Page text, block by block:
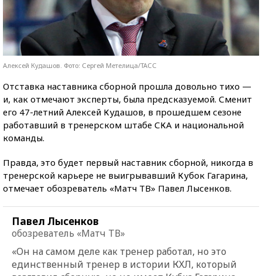
Алексей Кудашов. Фото: Сергей Метелица/ТАСС
Отставка наставника сборной прошла довольно тихо —
и, как отмечают эксперты, была предсказуемой. Сменит
его 47-летний Алексей Кудашов, в прошедшем сезоне
работавший в тренерском штабе СКА и национальной
команды.
Правда, это будет первый наставник сборной, никогда в
тренерской карьере не выигрывавший Кубок Гагарина,
отмечает обозреватель «Матч ТВ» Павел Лысенков.
Павел Лысенков
обозреватель «Матч ТВ»
«Он на самом деле как тренер работал, но это
единственный тренер в истории КХЛ, который